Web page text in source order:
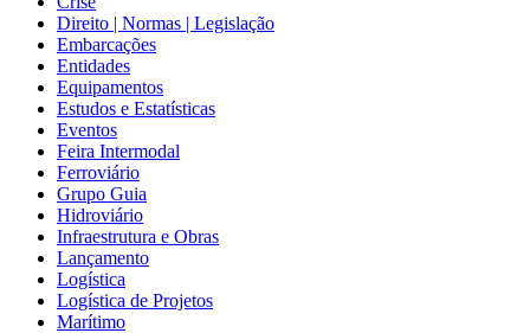
Direito | Normas | Legislação
Embarcações
Entidades
Equipamentos
Estudos e Estatísticas
Eventos
Feira Intermodal
Ferroviário
Grupo Guia
Hidroviário
Infraestrutura e Obras
Lançamento
Logística
Logística de Projetos
Marítimo